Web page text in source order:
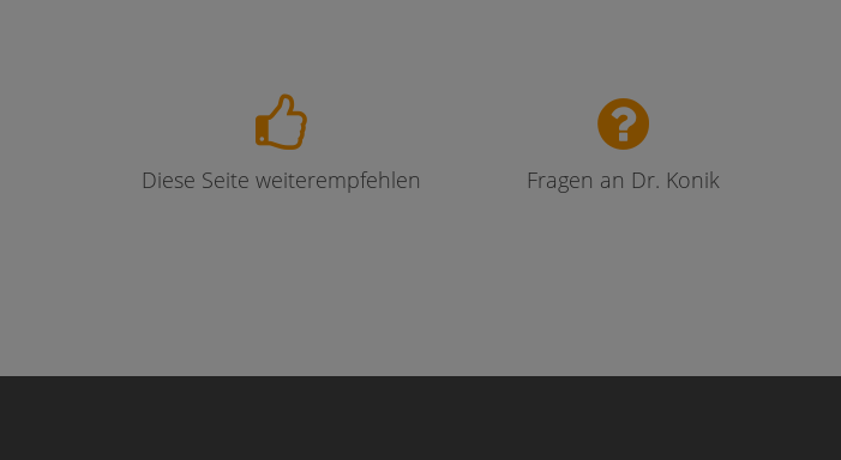
Diese Seite weiterempfehlen Fragen an Dr. Konik